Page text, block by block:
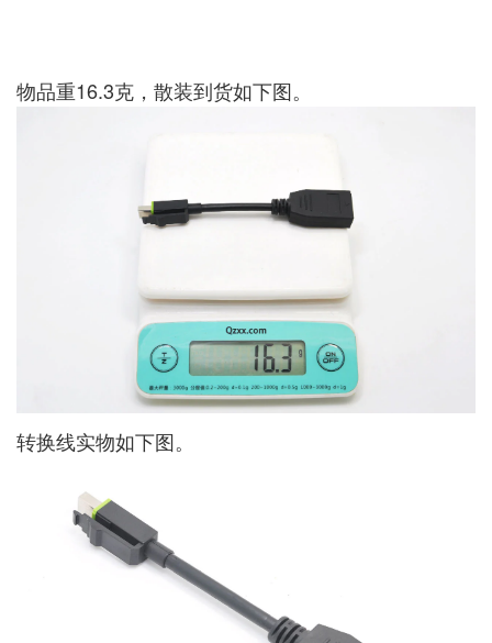
物品重16.3克，散装到货如下图。
转换线实物如下图。